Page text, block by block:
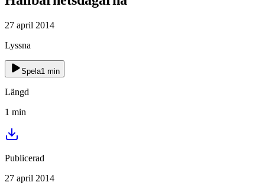
27 april 2014
Lyssna
Spela1 min
Längd
1 min
Publicerad
27 april 2014